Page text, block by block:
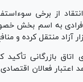
از برخی
افرادی به اسم بخش
آزاد منتقل کرده و
بازرگانی
اعتبار فعالان